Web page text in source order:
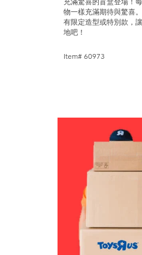
充滿驚喜的盲盒登場！
物一樣充滿期待與驚喜
有限定造型或特別款，
地吧！
Item# 60973